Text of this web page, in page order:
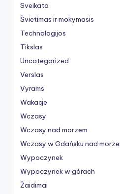
Sveikata
Švietimas ir mokymasis
Technologijos
Tikslas
Uncategorized
Verslas
Vyrams
Wakacje
Wczasy
Wczasy nad morzem
Wczasy w Gdańsku nad
Wypoczynek
Wypoczynek w górach
Žaidimai